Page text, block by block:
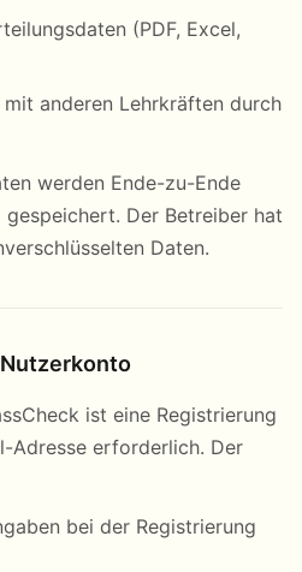
(PDF, Excel,
anderen Lehrkräften durch
werden Ende-zu-Ende
Der Betreiber hat
Daten.
ist eine Registrierung
Adresse erforderlich. Der
bei der Registrierung